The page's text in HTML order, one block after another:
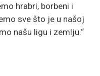
hrabri, borbeni i
sve što je u našoj
našu ligu i zemlju.“